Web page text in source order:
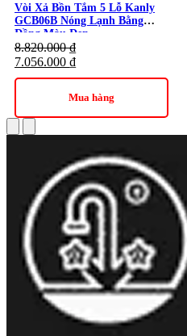
Vòi Xả Bồn Tắm 5 Lỗ Kanly
GCB06B Nóng Lạnh Bằng
Đồng Màu Đen
8.820.000₫
7.056.000 ₫
Mua hàng